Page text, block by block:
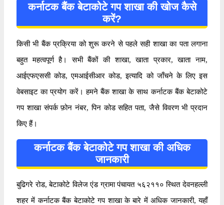
कर्नाटक बैंक बेटाकोटे गप शाखा की खोज कैसे
करें?
किसी भी बैंक प्रक्रिया को शुरू करने से पहले सही शाखा का पता लगाना
बहुत महत्वपूर्ण है। सभी बैंकों की शाखा, खाता प्रकार, खाता नाम,
आईएफएससी कोड, एमआईसीआर कोड, इत्यादि को जाँचने के लिए इस
वेबसाइट का प्रयोग करें। हमने बैंक शाखा के साथ कर्नाटक बैंक बेटाकोटे
गप शाखा संपर्क फ़ोन नंबर, पिन कोड सहित पता, जैसे विवरण भी प्रदान
किए हैं।
कर्नाटक बैंक बेटाकोटे गप शाखा की अधिक
जानकारी
बुढिगरे रोड, बेटाकोटे विलेज एंड ग्रामा पंचायत ५६२११० स्थित देवनहल्ली
शहर में कर्नाटक बैंक बेटाकोटे गप शाखा के बारे में अधिक जानकारी, यहाँ